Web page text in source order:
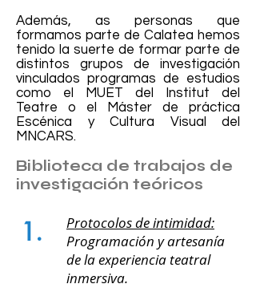
Además, as personas que
formamos parte de Calatea hemos
tenido la suerte de formar parte de
distintos grupos de investigación
vinculados programas de estudios
como el MUET del Institut del
Teatre o el Máster de práctica
Escénica y Cultura Visual del
MNCARS.
Biblioteca de trabajos de
investigación teóricos
1.
Protocolos de intimidad:
Programación y artesanía
de la experiencia teatral
inmersiva.